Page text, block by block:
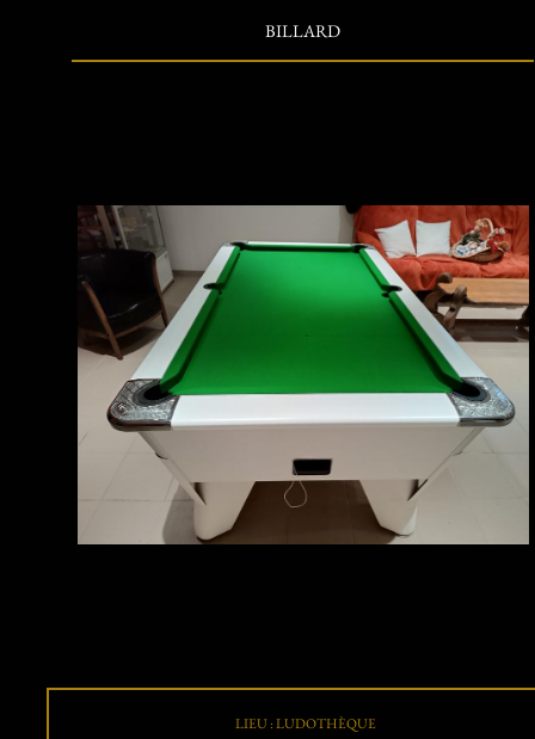
BILLARD
LIEU : LUDOTHÈQUE